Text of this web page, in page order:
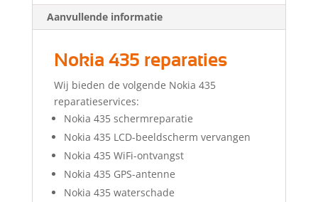
Aanvullende informatie
Nokia 435 reparaties
Wij bieden de volgende Nokia 435
reparatieservices:
Nokia 435 schermreparatie
Nokia 435 LCD-beeldscherm vervangen
Nokia 435 WiFi-ontvangst
Nokia 435 GPS-antenne
Nokia 435 waterschade